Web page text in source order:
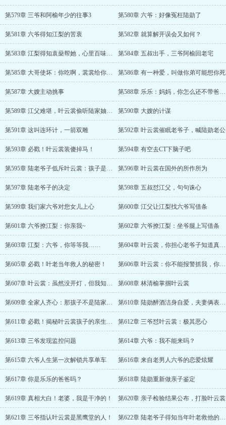
第579章 三爷和阿榆年少的往事3 第580章 六爷：好像冤枉陆勋了
第581章 六爷得知江梨的苦衷 第582章 就算解开误会又如何？
第583章 江梨得知袁燊帮她，心里百味杂陈 第584章 五叔出手，三爷阿榆回老宅
第585章 大哥使坏：你吃啊，裳裳给你包的饺子 第586章 有一种爱，叫做你弟可能想你死
第587章 大嫂主动挑事 第588章 乐乐：妈妈，你怎么还不带爸爸回来？
第589章 江父难堪，叶云裳偷听陆家妯娌计谋 第590章 大嫂的计谋
第591章 这叫连环计，一箭双雕 第592章 叶云裳催眠老爷子，喊陆勋老公
第593章 必戳！叶云裳装傻掉马！ 第594章 有空去CT下脑子吧
第595章 陆老爷子低斥叶云裳：孩子是怎么来的？ 第596章 叶云裳在国外的所作所为
第597章 陆老爷子的决定 第598章 五叔怼江父，句句诛心
第599章 我们家六爷对您女儿上心 第600章 江父让江梨找六爷写借条
第601章 六爷撩江梨：你亲我~ 第602章 六爷撩江梨：坐爷腿上写借条
第603章 江梨：六爷，你等等我…… 第604章 叶云裳，你担心老爷子知道真相吧
第605章 必戳！叶老当年救人的秘密！ 第606章 叶云裳：你不能报警抓我，你是乐乐的父亲
第607章 叶云裳：虽然没开灯，但我知道是你 第608章 林清榆掌掴叶云裳
第609章 全家人齐心：那孩子不是陆家的种 第610章 陆勋醉酒洁身自爱，夫妻俩表真心
第611章 必戳！揭秘叶云裳孩子的亲生父亲！ 第612章 三爷怼叶云裳：极其恶心
第613章 三爷发现监控问题 第614章 六爷：我不能来吗？
第615章 六爷人生第一次解锁共享单车 第616章 来自老男人六爷的恋爱炫耀
第617章 你是乐乐的爸爸吗？ 第618章 陆勋重新做亲子鉴定
第619章 真相大白！老婆，我是干净的！ 第620章 亲子检验结果公布，打脸叶云裳
第621章 三爷指认叶云裳是黑鹰堂的人！ 第622章 陆老爷子得知当年叶老救他的真相，震怒！